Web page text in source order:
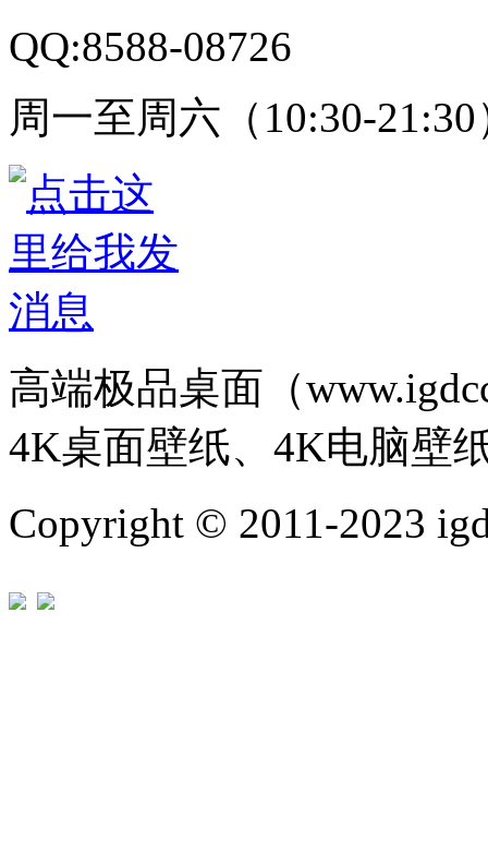
QQ:8588-08726
周一至周六（10:30-21:30
高端极品桌面（
4K桌面壁纸、4K电脑壁
Copyright © 2011-2023